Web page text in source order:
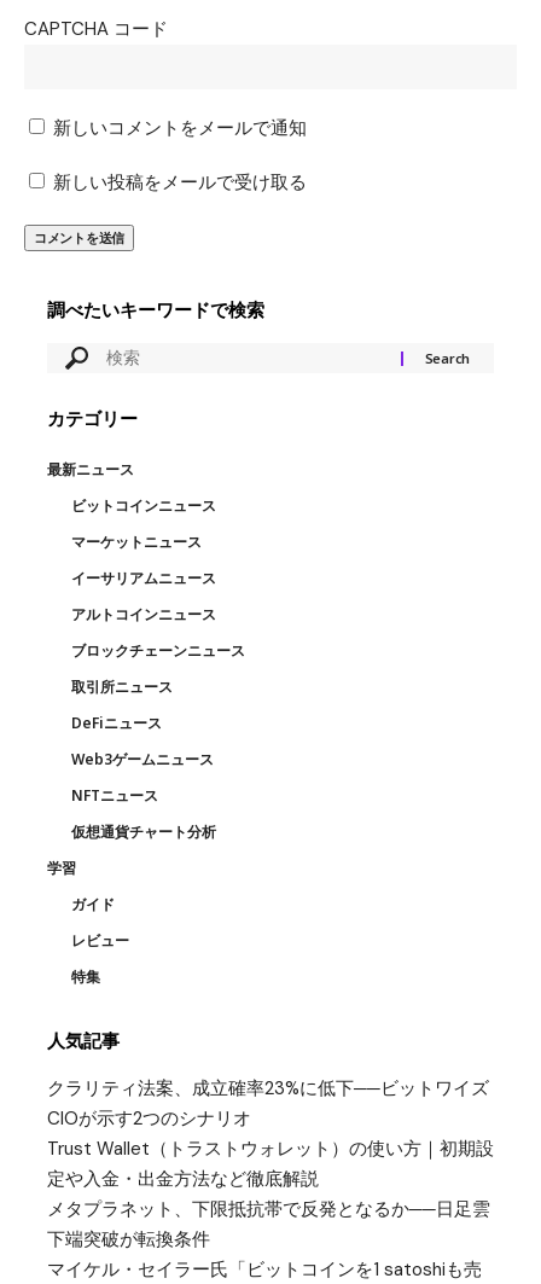
CAPTCHA コード
新しいコメントをメールで通知
新しい投稿をメールで受け取る
調べたいキーワードで検索
カテゴリー
最新ニュース
ビットコインニュース
マーケットニュース
イーサリアムニュース
アルトコインニュース
ブロックチェーンニュース
取引所ニュース
DeFiニュース
Web3ゲームニュース
NFTニュース
仮想通貨チャート分析
学習
ガイド
レビュー
特集
人気記事
クラリティ法案、成立確率23%に低下──ビットワイズ
CIOが示す2つのシナリオ
Trust Wallet（トラストウォレット）の使い方｜初期設
定や入金・出金方法など徹底解説
メタプラネット、下限抵抗帯で反発となるか──日足雲
下端突破が転換条件
マイケル・セイラー氏「ビットコインを1 satoshiも売